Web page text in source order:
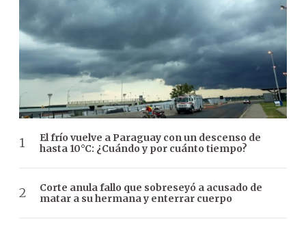
El frío vuelve a Paraguay con un descenso de
hasta 10°C: ¿Cuándo y por cuánto tiempo?
Corte anula fallo que sobreseyó a acusado de
matar a su hermana y enterrar cuerpo